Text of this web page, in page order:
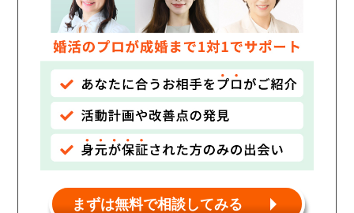
まずは無料で相談してみる